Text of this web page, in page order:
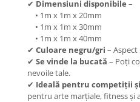
✔ Dimensiuni disponibile –
• 1m x 1m x 20mm
• 1m x 1m x 30mm
• 1m x 1m x 40mm
✔ Culoare negru/gri –
✔ Se vinde la bucată – Poți
nevoile tale.
✔ Ideală pentru competiții
pentru arte marțiale, fitness și